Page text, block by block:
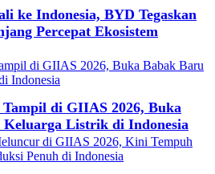
ke Indonesia, BYD Tegaskan
Percepat Ekosistem
di GIIAS 2026, Buka
Listrik di Indonesia